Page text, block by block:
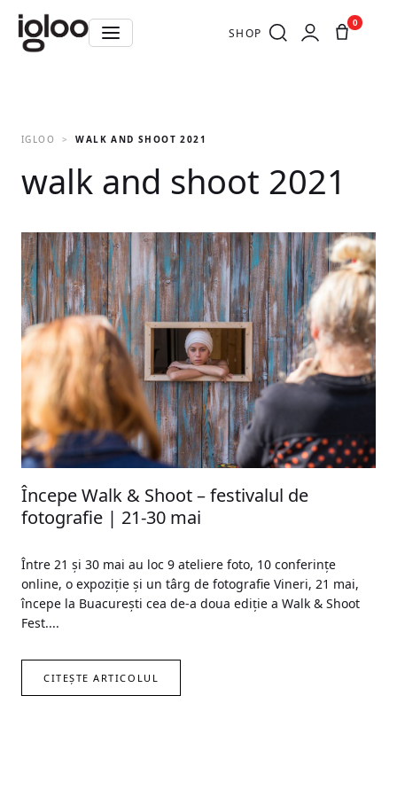
SHOP
0
IGLOO WALK AND SHOOT 2021
walk and shoot 2021
Începe Walk & Shoot – festivalul de
fotografie | 21-30 mai
Între 21 și 30 mai au loc 9 ateliere foto, 10 conferințe
online, o expoziție și un târg de fotografie Vineri, 21 mai,
începe la Buacurești cea de-a doua ediție a Walk & Shoot
Fest....
CITEȘTE ARTICOLUL